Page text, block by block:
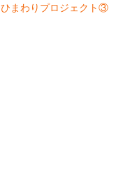
ひまわりプロジェクト③